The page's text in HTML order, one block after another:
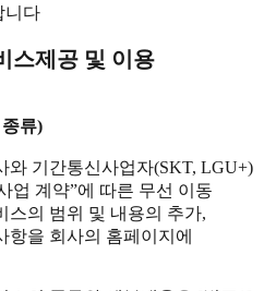
니다
스제공 및 이용
류)
기간통신사업자(SKT, LGU+)
업 계약”에 따른 무선 이동
스의 범위 및 내용의 추가,
항을 회사의 홈페이지에